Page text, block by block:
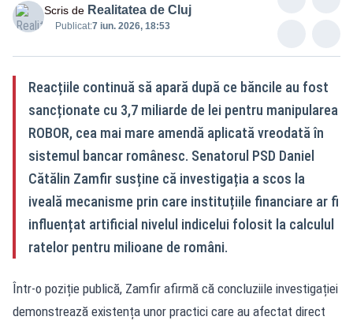
Scris de Realitatea de Cluj
Publicat:7 iun. 2026, 18:53
Reacțiile continuă să apară după ce băncile au fost
sancționate cu 3,7 miliarde de lei pentru manipularea
ROBOR, cea mai mare amendă aplicată vreodată în
sistemul bancar românesc. Senatorul PSD Daniel
Cătălin Zamfir susține că investigația a scos la
iveală mecanisme prin care instituțiile financiare ar fi
influențat artificial nivelul indicelui folosit la calculul
ratelor pentru milioane de români.
Într-o poziție publică, Zamfir afirmă că concluziile investigației
demonstrează existența unor practici care au afectat direct